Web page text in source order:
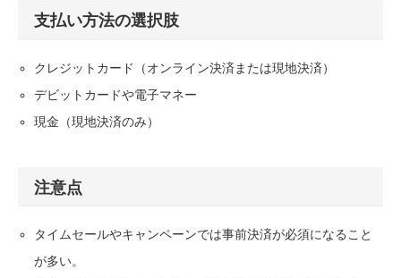
支払い方法の選択肢
クレジットカード（オンライン決済または現地決済）
デビットカードや電子マネー
現金（現地決済のみ）
注意点
タイムセールやキャンペーンでは事前決済が必須になること
が多い。